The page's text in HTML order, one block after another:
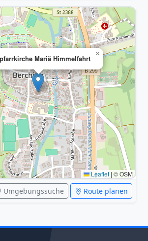
Mariä Himmelfahrt
×
Leaflet | © OSM
Umgebungssuche Route planen